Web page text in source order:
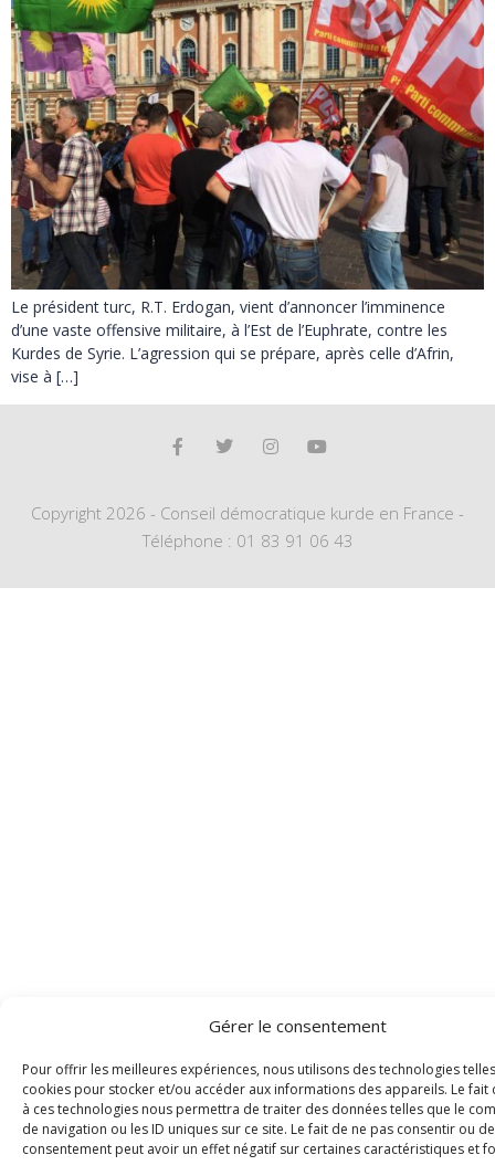
Gérer le consentement
Pour offrir les meilleures expériences, nous utilisons des technologies
cookies pour stocker et/ou accéder aux informations des appareils. Le fait
à ces technologies nous permettra de traiter des données telles que le
de navigation ou les ID uniques sur ce site. Le fait de ne pas consentir ou
consentement peut avoir un effet négatif sur certaines caractéristiques et
Le président turc, R.T. Erdogan, vient d’annoncer l’imminence
d’une vaste offensive militaire, à l’Est de l’Euphrate, contre les
Kurdes de Syrie. L’agression qui se prépare, après celle d’Afrin,
vise à […]
Copyright 2026 - Conseil démocratique kurde en France -
Téléphone : 01 83 91 06 43